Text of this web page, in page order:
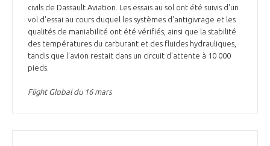
civils de Dassault Aviation. Les essais au sol ont été suivis d'un
vol d'essai au cours duquel les systèmes d'antigivrage et les
qualités de maniabilité ont été vérifiés, ainsi que la stabilité
des températures du carburant et des fluides hydrauliques,
tandis que l'avion restait dans un circuit d'attente à 10 000
pieds.
Flight Global du 16 mars